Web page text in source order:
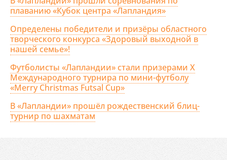
плаванию «Кубок центра «Лапландия»
Определены победители и призёры областного
творческого конкурса «Здоровый выходной в
нашей семье»!
Футболисты «Лапландии» стали призерами X
Международного турнира по мини-футболу
«Merry Christmas Futsal Cup»
В «Лапландии» прошёл рождественский блиц-
турнир по шахматам